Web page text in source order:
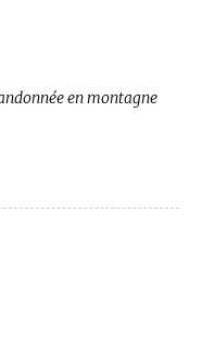
en montagne